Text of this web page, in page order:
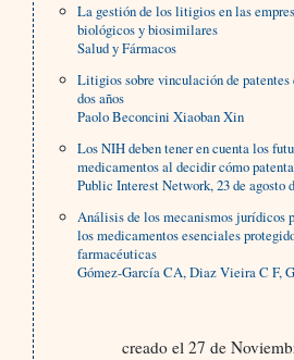
La gestión de los litigios en las
biológicos y biosimilares
Salud y Fármacos
Litigios sobre vinculación de patentes
dos años
Paolo Beconcini Xiaoban Xin
Los NIH deben tener en cuenta los
medicamentos al decidir cómo
Public Interest Network, 23 de agosto
Análisis de los mecanismos jurídicos
los medicamentos esenciales
farmacéuticas
Gómez-García CA, Diaz Vieira C F,
creado el 27 de